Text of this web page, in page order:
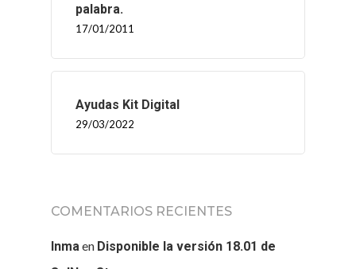
palabra.
17/01/2011
Ayudas Kit Digital
29/03/2022
COMENTARIOS RECIENTES
Inmaen Disponible la versión 18.01 de